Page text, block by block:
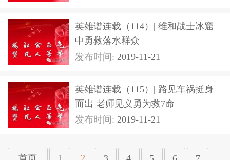
英雄谱连载（114）| 维和战士冰窟
中勇救落水群众
发布时间: 2019-11-21
英雄谱连载（115）| 路见车祸挺身
而出 老师见义勇为救7命
发布时间: 2019-11-21
2